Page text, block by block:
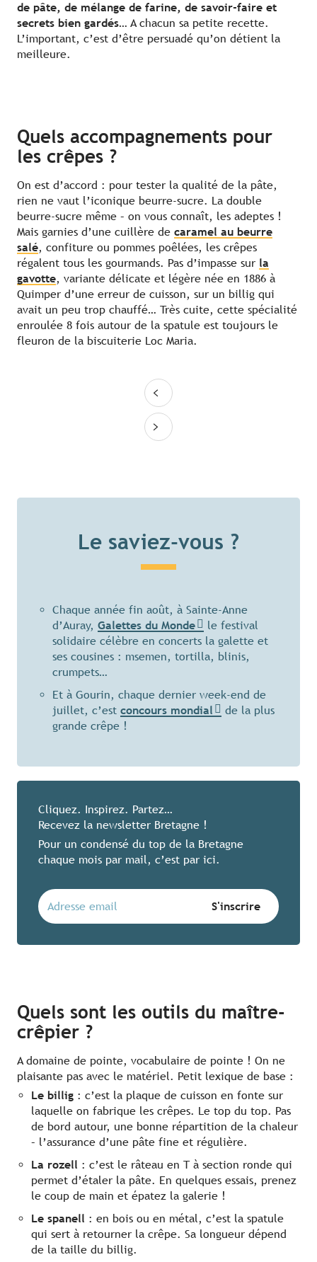
de pâte, de mélange de farine, de savoir-faire et
secrets bien gardés… A chacun sa petite recette.
L’important, c’est d’être persuadé qu’on détient la
meilleure.
Quels accompagnements pour
les crêpes ?
On est d’accord : pour tester la qualité de la pâte,
rien ne vaut l’iconique beurre-sucre. La double
beurre-sucre même – on vous connaît, les adeptes !
Mais garnies d’une cuillère de caramel au beurre
salé, confiture ou pommes poêlées, les crêpes
régalent tous les gourmands. Pas d’impasse sur la
gavotte, variante délicate et légère née en 1886 à
Quimper d’une erreur de cuisson, sur un billig qui
avait un peu trop chauffé… Très cuite, cette spécialité
enroulée 8 fois autour de la spatule est toujours le
fleuron de la biscuiterie Loc Maria.
Le saviez-vous ?
Chaque année fin août, à Sainte-Anne
d’Auray, Galettes du Monde
le festival
solidaire célèbre en concerts la galette et
ses cousines : msemen, tortilla, blinis,
crumpets…
Et à Gourin, chaque dernier week-end de
juillet, c’est concours mondial
de la plus
grande crêpe !
Cliquez. Inspirez. Partez…
Recevez la newsletter Bretagne !
Pour un condensé du top de la Bretagne
chaque mois par mail, c’est par ici.
Quels sont les outils du maître-
crêpier ?
A domaine de pointe, vocabulaire de pointe ! On ne
plaisante pas avec le matériel. Petit lexique de base :
Le billig : c’est la plaque de cuisson en fonte sur
laquelle on fabrique les crêpes. Le top du top. Pas
de bord autour, une bonne répartition de la chaleur
– l’assurance d’une pâte fine et régulière.
La rozell : c’est le râteau en T à section ronde qui
permet d’étaler la pâte. En quelques essais, prenez
le coup de main et épatez la galerie !
Le spanell : en bois ou en métal, c’est la spatule
qui sert à retourner la crêpe. Sa longueur dépend
de la taille du billig.